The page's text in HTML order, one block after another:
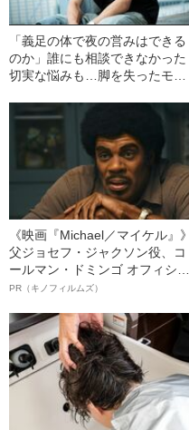
「義足の体で夜の営みはできる
のか」誰にも相談できなかった
切実な悩みも…脚を失ったモデ
《映画『Michael／マイケル』》
父ジョセフ・ジャクソン役、コ
ールマン・ドミンゴ オフィシャ
ルインタビュー“観客を魅了した
語る”《日本興収70億円突破》
PR（キノフィルムズ）